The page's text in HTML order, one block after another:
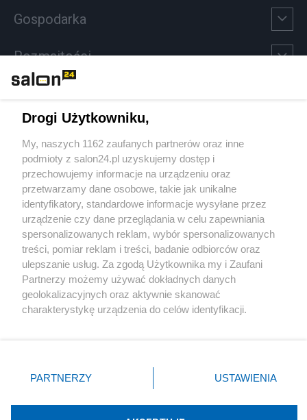
Gospodarka
Rozmaitości
Sport
Społeczeństwo
Kultura
X Facebook Instagram Youtube
Drogi Użytkowniku,
My, naszych 1162 zaufanych partnerów oraz inne
podmioty z salon24.pl uzyskujemy dostęp i
przechowujemy informacje na urządzeniu oraz
przetwarzamy dane osobowe, takie jak unikalne
identyfikatory, standardowe informacje wysyłane przez
urządzenie czy dane przeglądania w celu zapewniania
spersonalizowanych reklam, wybór spersonalizowanych
treści, pomiar reklam i treści, badanie odbiorców oraz
ulepszanie usług. Za zgodą Użytkownika my i Zaufani
Partnerzy możemy używać dokładnych danych
geolokalizacyjnych oraz aktywnie skanować
charakterystykę urządzenia do celów identyfikacji.
zmienić/wycofać klikając przycisk ustawień prywatności
znajdujący się w lewym dolnym rogu strony
rodzaje przetwarzania danych nie wymagają zgody
użytkownika, ale masz prawo sprzeciwić się takiemu
PARTNERZY USTAWIENIA